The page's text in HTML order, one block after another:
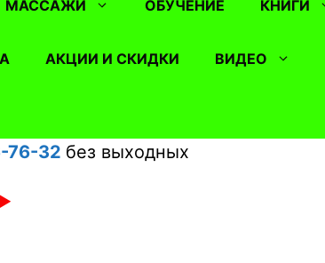
МАССАЖИ ОБУЧЕНИЕ КНИГИ
АКЦИИ И СКИДКИ ВИДЕО
76-32 без выходных